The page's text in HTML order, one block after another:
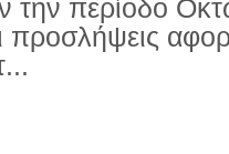
την περίοδο